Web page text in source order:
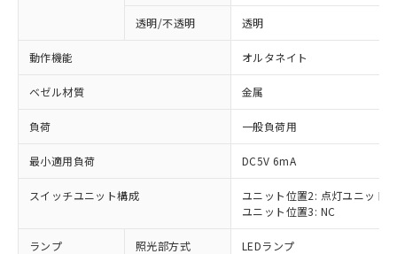
透明/不透明 透明
動作機能 オルタネイト
ベゼル材質 金属
負荷 一般負荷用
最小適用負荷 DC5V 6mA
スイッチユニット構成
ユニット位置2: 点灯ユニット
ユニット位置3: NC
ランプ 照光部方式 LEDランプ